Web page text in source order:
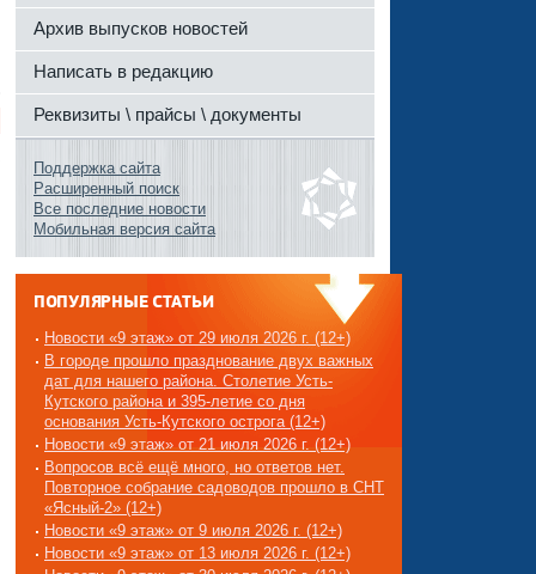
Архив выпусков новостей
Написать в редакцию
Реквизиты \ прайсы \ документы
Поддержка сайта
Расширенный поиск
Все последние новости
Мобильная версия сайта
ПОПУЛЯРНЫЕ СТАТЬИ
Новости «9 этаж» от 29 июля 2026 г. (12+)
В городе прошло празднование двух важных
дат для нашего района. Столетие Усть-
Кутского района и 395-летие со дня
основания Усть-Кутского острога (12+)
Новости «9 этаж» от 21 июля 2026 г. (12+)
Вопросов всё ещё много, но ответов нет.
Повторное собрание садоводов прошло в СНТ
«Ясный-2» (12+)
Новости «9 этаж» от 9 июля 2026 г. (12+)
Новости «9 этаж» от 13 июля 2026 г. (12+)